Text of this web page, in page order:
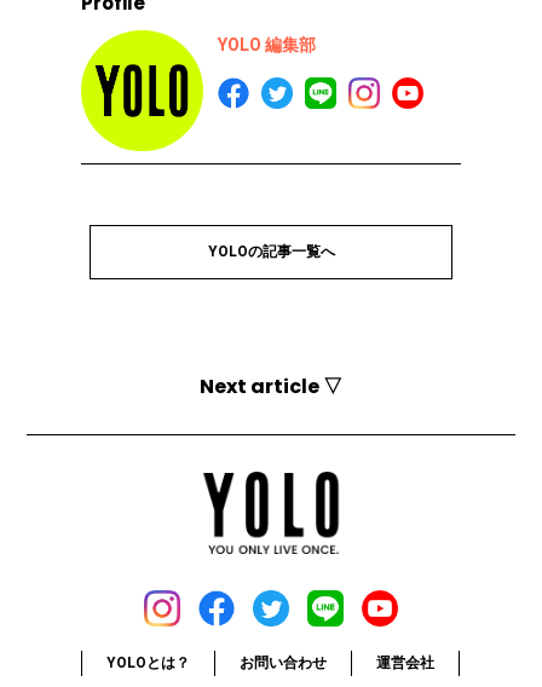
YOLO 編集部
YOLOの記事一覧へ
Next article ▽
YOLOとは？ お問い合わせ 運営会社